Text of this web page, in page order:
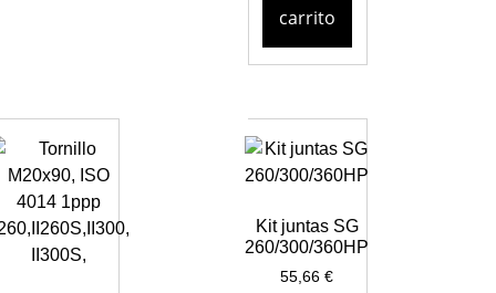
carrito
Kit juntas SG
260/300/360HP
55,66€